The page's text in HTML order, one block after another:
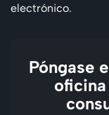
electrónico.
Póngase